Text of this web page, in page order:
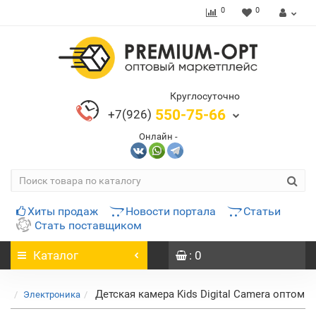
0 0
Круглосуточно
+7(926) 550-75-66
Онлайн -
Хиты продаж Новости портала
Статьи
Стать поставщиком
Каталог : 0
Электроника Детская камера Kids Digital Camera оптом